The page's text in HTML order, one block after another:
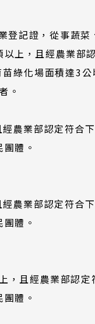
記證，從事蔬
上，且經農業部
綠化場面積達3
。
農業部認定符合
體。
農業部認定符合
體。
，且經農業部認定
體。